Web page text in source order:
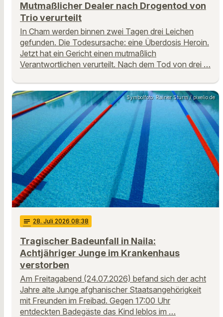
Mutmaßlicher Dealer nach Drogentod von
Trio verurteilt
In Cham werden binnen zwei Tagen drei Leichen
gefunden. Die Todesursache: eine Überdosis Heroin.
Jetzt hat ein Gericht einen mutmaßlich
Verantwortlichen verurteilt. Nach dem Tod von drei …
Symbolfoto: Rainer Sturm / pixelio.de
notes 28. Juli 2026 08:38
Tragischer Badeunfall in Naila:
Achtjähriger Junge im Krankenhaus
verstorben
Am Freitagabend (24.07.2026) befand sich der acht
Jahre alte Junge afghanischer Staatsangehörigkeit
mit Freunden im Freibad. Gegen 17:00 Uhr
entdeckten Badegäste das Kind leblos im …